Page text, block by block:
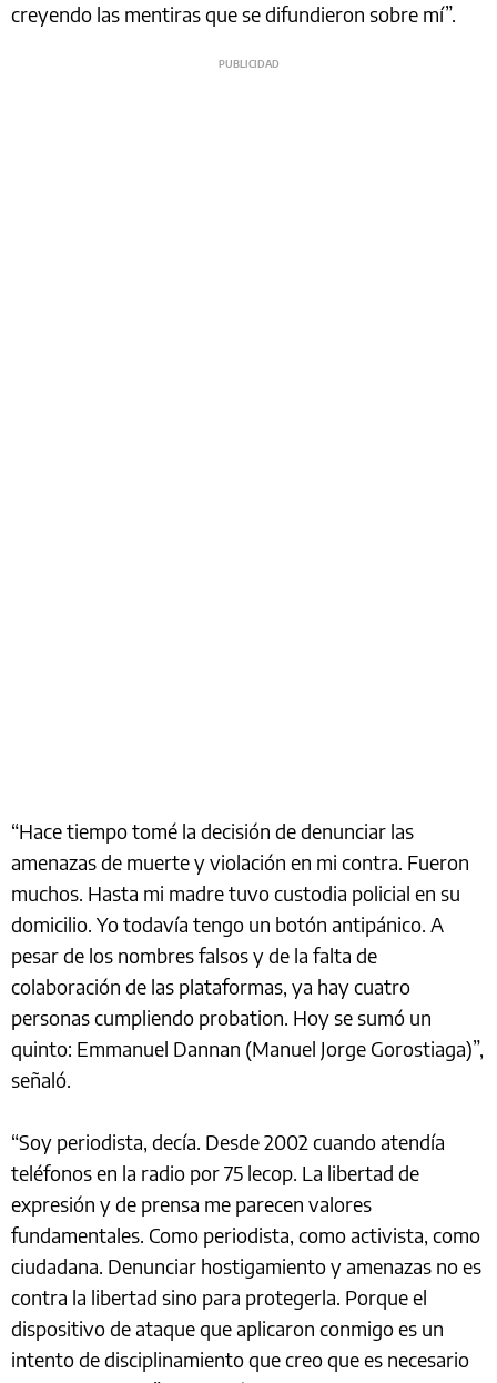
creyendo las mentiras que se difundieron sobre mí”.
“Hace tiempo tomé la decisión de denunciar las
amenazas de muerte y violación en mi contra. Fueron
muchos. Hasta mi madre tuvo custodia policial en su
domicilio. Yo todavía tengo un botón antipánico. A
pesar de los nombres falsos y de la falta de
colaboración de las plataformas, ya hay cuatro
personas cumpliendo probation. Hoy se sumó un
quinto: Emmanuel Dannan (Manuel Jorge Gorostiaga)”,
señaló.
“Soy periodista, decía. Desde 2002 cuando atendía
teléfonos en la radio por 75 lecop. La libertad de
expresión y de prensa me parecen valores
fundamentales. Como periodista, como activista, como
ciudadana. Denunciar hostigamiento y amenazas no es
contra la libertad sino para protegerla. Porque el
dispositivo de ataque que aplicaron conmigo es un
intento de disciplinamiento que creo que es necesario